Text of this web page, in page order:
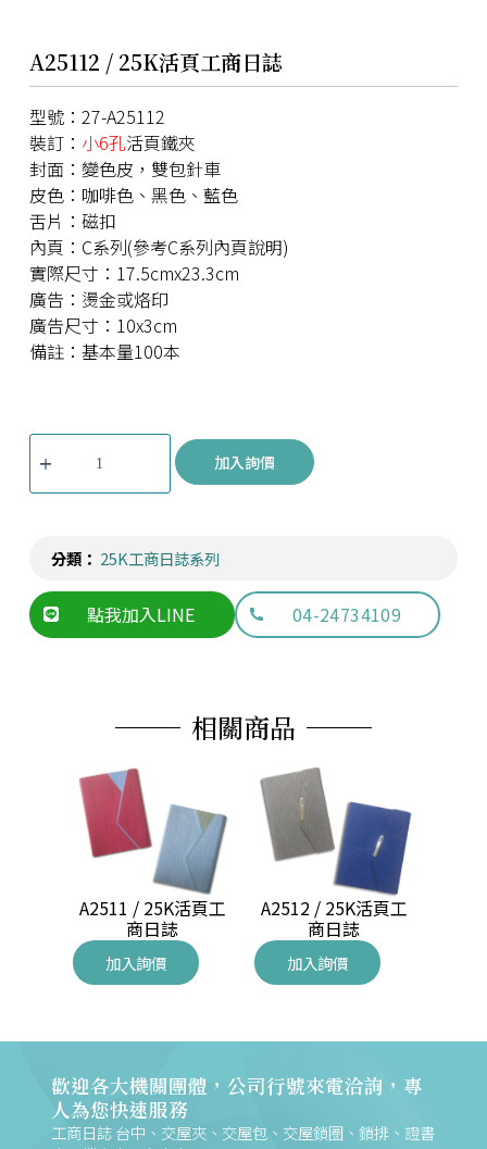
A25112 / 25K活頁工商日誌
型號：27-A25112
裝訂： 小6孔活頁鐵夾
封面：變色皮，雙包針車
皮色：咖啡色、黑色、藍色
舌片：磁扣
內頁：C系列(參考C系列內頁說明)
實際尺寸：17.5cmx23.3cm
廣告：燙金或烙印
廣告尺寸：10x3cm
備註：基本量100本
加入詢價
分類： 25K工商日誌系列
點我加入LINE 04-24734109
相關商品
A2511 / 25K活頁工
商日誌
加入詢價
A2512 / 25K活頁工
商日誌
加入詢價
歡迎各大機關團體，公司行號來電洽詢，專
人為您快速服務
工商日誌 台中、交屋夾、交屋包、交屋鎖圈、鎖排、證書